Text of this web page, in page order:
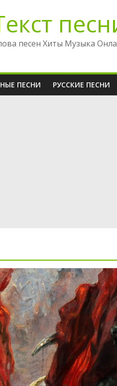
песен Хиты Музыка
ПЕСНИ РУССКИЕ ПЕСНИ